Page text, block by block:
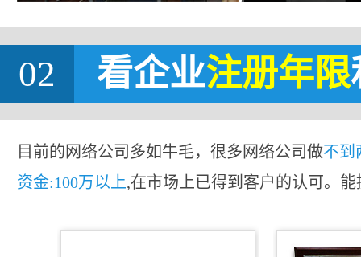
02 看企业注册年限
目前的网络公司多如牛毛，很多网络公司做不到
资金:100万以上,在市场上已得到客户的认可。